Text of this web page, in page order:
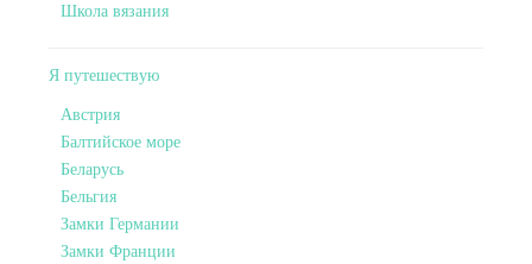
Школа вязания
Я путешествую
Австрия
Балтийское море
Беларусь
Бельгия
Замки Германии
Замки Франции